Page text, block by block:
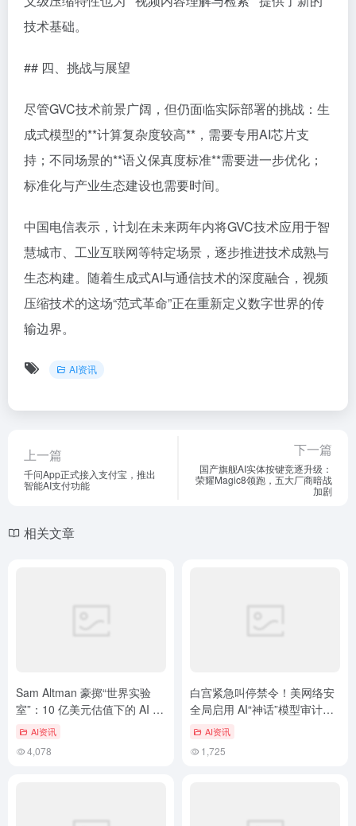
技术基础。
## 四、挑战与展望
尽管GVC技术前景广阔，但仍面临实际部署的挑战：生
成式模型的**计算复杂度较高**，需要专用AI芯片支
持；不同场景的**语义保真度标准**需要进一步优化；
标准化与产业生态建设也需要时间。
中国电信表示，计划在未来两年内将GVC技术应用于智
慧城市、工业互联网等特定场景，逐步推进技术成熟与
生态构建。随着生成式AI与通信技术的深度融合，视频
压缩技术的这场“范式革命”正在重新定义数字世界的传
输边界。
AI资讯
上一篇
千问App正式接入支付宝，推出
智能AI支付功能
下一篇
国产旗舰AI实体按键竞逐升级：
荣耀Magic8领跑，五大厂商暗战
加剧
相关文章
Sam Altman 豪掷“世界实验
室”：10 亿美元估值下的 AI 宏
伟蓝图
AI资讯
4,078
白宫紧急叫停禁令！美网络安
全局启用 AI“神话”模型审计政
府代码
AI资讯
1,725